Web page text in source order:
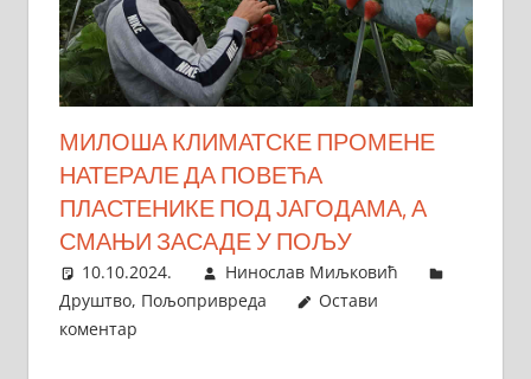
МИЛОША КЛИМАТСКЕ ПРОМЕНЕ
НАТЕРАЛЕ ДА ПОВЕЋА
ПЛАСТЕНИКЕ ПОД ЈАГОДАМА, А
СМАЊИ ЗАСАДЕ У ПОЉУ
10.10.2024.
Нинослав Миљковић
Друштво, Пољопривреда
Остави
коментар